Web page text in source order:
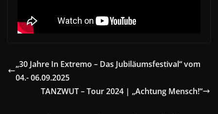
„30 Jahre In Extremo – Das Jubiläumsfestival“ vom
04.- 06.09.2025
TANZWUT – Tour 2024 | „Achtung Mensch!“